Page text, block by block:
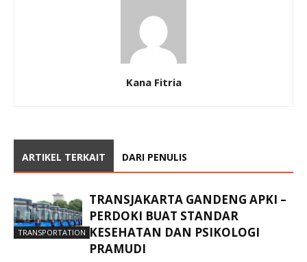
Kana Fitria
ARTIKEL TERKAIT DARI PENULIS
TRANSPORTATION
TRANSJAKARTA GANDENG APKI –
PERDOKI BUAT STANDAR
KESEHATAN DAN PSIKOLOGI
PRAMUDI